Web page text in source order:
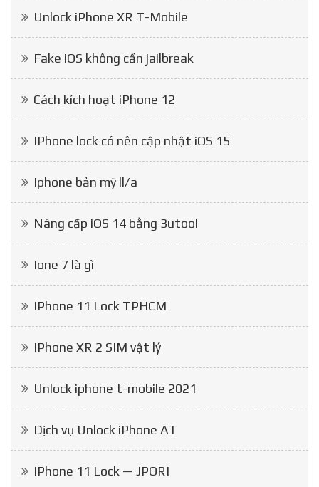
Unlock iPhone XR T-Mobile
Fake iOS không cần jailbreak
Cách kích hoạt iPhone 12
IPhone lock có nên cập nhật iOS 15
Iphone bản mỹ ll/a
Nâng cấp iOS 14 bằng 3utool
Ione 7 là gì
IPhone 11 Lock TPHCM
IPhone XR 2 SIM vật lý
Unlock iphone t-mobile 2021
Dịch vụ Unlock iPhone AT
IPhone 11 Lock — JPORI